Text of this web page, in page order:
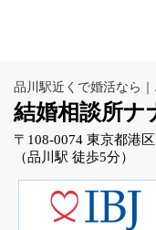
品川駅近くで婚活なら
結婚相談所ナ
〒108-0074 東京都港
（品川駅 徒歩5分）